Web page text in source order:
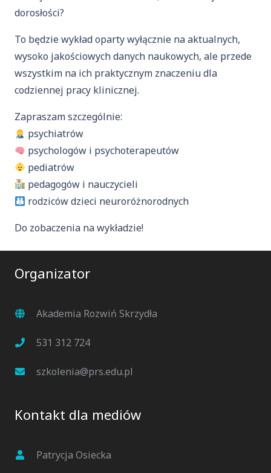
dorosłości?
To będzie wykład oparty wyłącznie na aktualnych,
wysoko jakościowych danych naukowych, ale przede
wszystkim na ich praktycznym znaczeniu dla
codziennej pracy klinicznej.
Zapraszam szczególnie:
psychiatrów
psychologów i psychoterapeutów
pediatrów
pedagogów i nauczycieli
rodziców dzieci neuroróżnorodnych
Do zobaczenia na wykładzie!
Organizator
Akademia Rozwiń Skrzydła
531 312 724
szkolenia@prs.edu.pl
Kontakt dla mediów
Patrycja Osiecka